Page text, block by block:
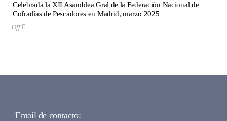
Celebrada la XII Asamblea Gral de la Federación Nacional de
Cofradías de Pescadores en Madrid, marzo 2025
Off
Email de contacto: